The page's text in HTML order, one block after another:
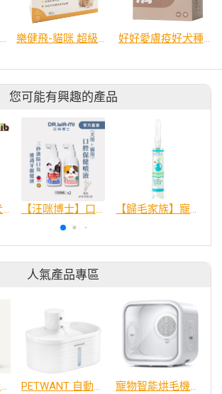
好好愛膚疫好犬種適用
您可能有興趣的產品
【Abib 亞筆】犬貓保健品50g 好關節 關節護理 【汪咪博士】口腔保健噴液│犬/貓專用 口腔對策 【歸毛家族】寵物萌耳保衛－萌耳靈
人氣產品專區
【拿多亞】無穀低敏 犬糧 PETWANT 自動感應無線寵物飲水機 W4-L 寵物智能烘毛機75L